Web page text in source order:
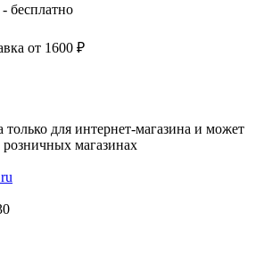
бесплатно
от 1600 ₽
только для интернет-магазина и может
розничных магазинах